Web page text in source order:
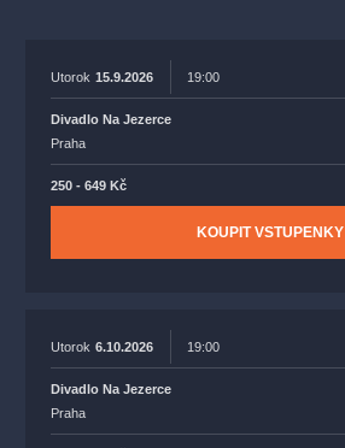
Utorok 15.9.2026 19:00
Divadlo Na Jezerce
Praha
250 - 649 Kč
KOUPIT VSTUPENKY
Utorok 6.10.2026 19:00
Divadlo Na Jezerce
Praha